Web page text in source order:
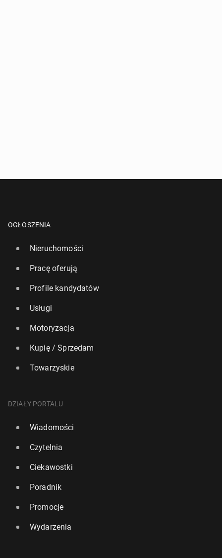
OGŁOSZENIA
Nieruchomości
Pracę oferują
Profile kandydatów
Usługi
Motoryzacja
Kupię / Sprzedam
Towarzyskie
DZIAŁY PORTALU
Wiadomości
Czytelnia
Ciekawostki
Poradnik
Promocje
Wydarzenia